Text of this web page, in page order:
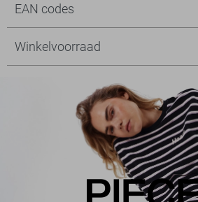
EAN codes
Winkelvoorraad